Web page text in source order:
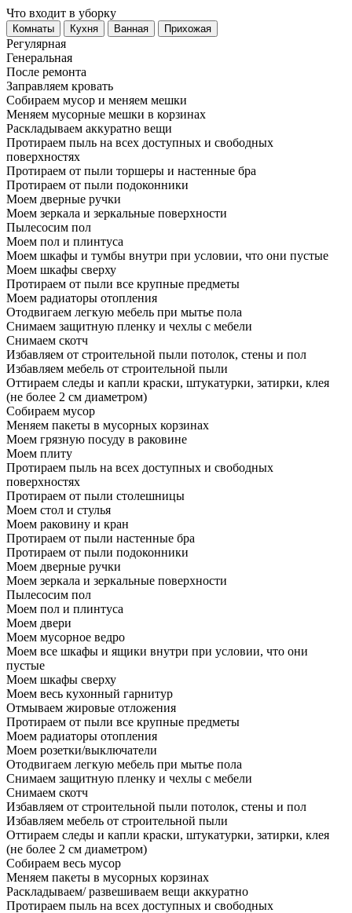
Что входит в уборку
Регу­лярная
Гене­ральная
После ремонта
Заправляем кровать
Собираем мусор и меняем мешки
Меняем мусорные мешки в корзинах
Раскладываем аккуратно вещи
Протираем пыль на всех доступных и свободных
поверхностях
Протираем от пыли торшеры и настенные бра
Протираем от пыли подоконники
Моем дверные ручки
Моем зеркала и зеркальные поверхности
Пылесосим пол
Моем пол и плинтуса
Моем шкафы и тумбы внутри при условии, что они пустые
Моем шкафы сверху
Протираем от пыли все крупные предметы
Моем радиаторы отопления
Отодвигаем легкую мебель при мытье пола
Снимаем защитную пленку и чехлы с мебели
Снимаем скотч
Избавляем от строительной пыли потолок, стены и пол
Избавляем мебель от строительной пыли
Оттираем следы и капли краски, штукатурки, затирки, клея
(не более 2 см диаметром)
Собираем мусор
Меняем пакеты в мусорных корзинах
Моем грязную посуду в раковине
Моем плиту
Протираем пыль на всех доступных и свободных
поверхностях
Протираем от пыли столешницы
Моем стол и стулья
Моем раковину и кран
Протираем от пыли настенные бра
Протираем от пыли подоконники
Моем дверные ручки
Моем зеркала и зеркальные поверхности
Пылесосим пол
Моем пол и плинтуса
Моем двери
Моем мусорное ведро
Моем все шкафы и ящики внутри при условии, что они
пустые
Моем шкафы сверху
Моем весь кухонный гарнитур
Отмываем жировые отложения
Протираем от пыли все крупные предметы
Моем радиаторы отопления
Моем розетки/выключатели
Отодвигаем легкую мебель при мытье пола
Снимаем защитную пленку и чехлы с мебели
Снимаем скотч
Избавляем от строительной пыли потолок, стены и пол
Избавляем мебель от строительной пыли
Оттираем следы и капли краски, штукатурки, затирки, клея
(не более 2 см диаметром)
Собираем весь мусор
Меняем пакеты в мусорных корзинах
Раскладываем/ развешиваем вещи аккуратно
Протираем пыль на всех доступных и свободных